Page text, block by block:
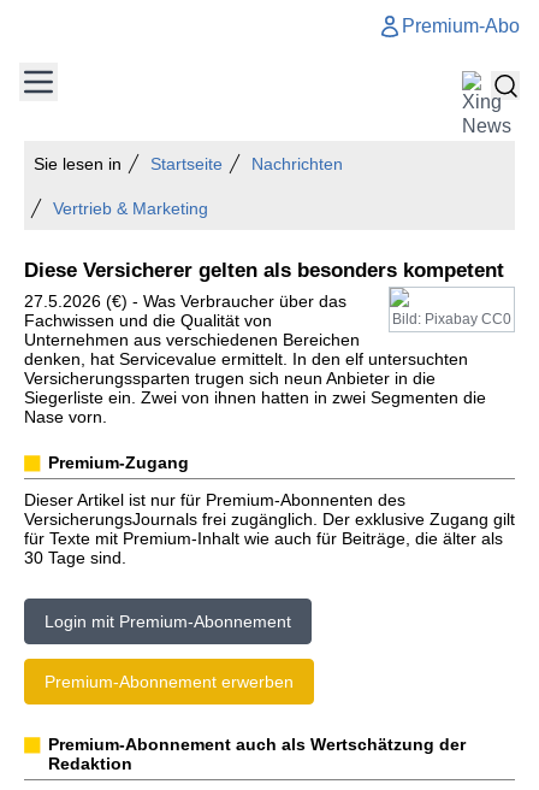
Premium-Abo
Sie lesen in Startseite Nachrichten
Vertrieb & Marketing
Diese Versicherer gelten als besonders kompetent
Bild: Pixabay CC0
27.5.2026 (€) - Was Verbraucher über das
Fachwissen und die Qualität von
Unternehmen aus verschiedenen Bereichen
denken, hat Servicevalue ermittelt. In den elf untersuchten
Versicherungssparten trugen sich neun Anbieter in die
Siegerliste ein. Zwei von ihnen hatten in zwei Segmenten die
Nase vorn.
Premium-Zugang
Dieser Artikel ist nur für Premium-Abonnenten des
VersicherungsJournals frei zugänglich. Der exklusive Zugang gilt
für Texte mit Premium-Inhalt wie auch für Beiträge, die älter als
30 Tage sind.
Login mit Premium-Abonnement
Premium-Abonnement erwerben
Premium-Abonnement auch als Wertschätzung der
Redaktion